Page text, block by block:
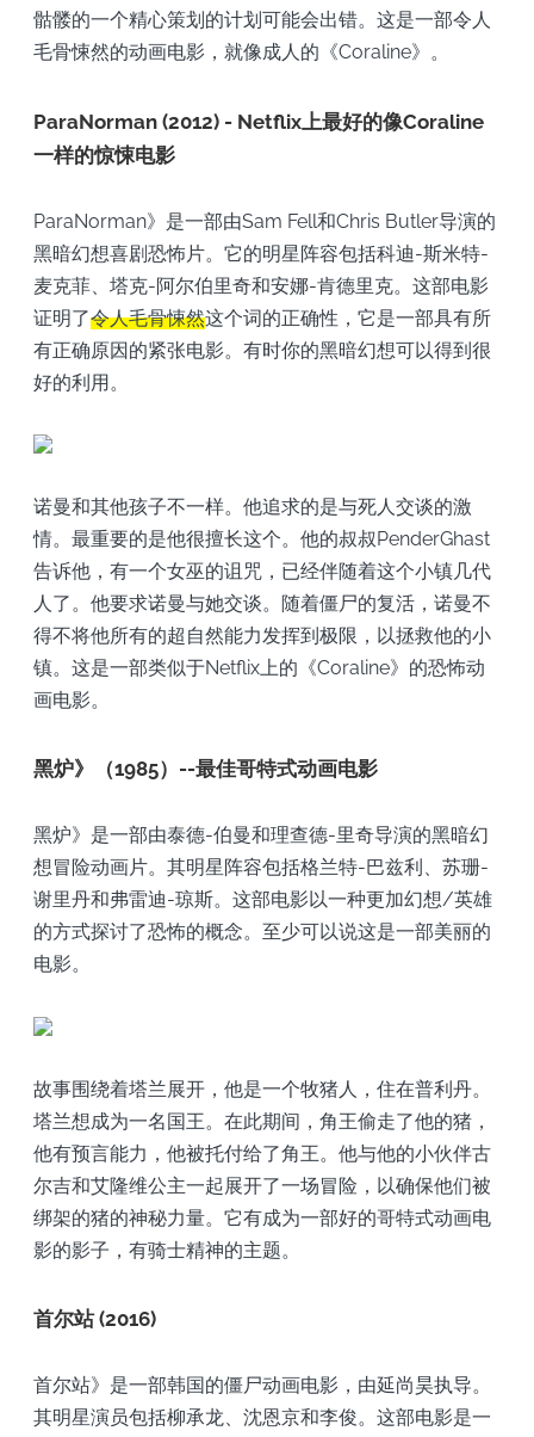
骷髅的一个精心策划的计划可能会出错。这是一部令人
毛骨悚然的动画电影，就像成人的《Coraline》。
ParaNorman (2012) - Netflix上最好的像Coraline
一样的惊悚电影
ParaNorman》是一部由Sam Fell和Chris Butler导演的
黑暗幻想喜剧恐怖片。它的明星阵容包括科迪-斯米特-
麦克菲、塔克-阿尔伯里奇和安娜-肯德里克。这部电影
证明了令人毛骨悚然这个词的正确性，它是一部具有所
有正确原因的紧张电影。有时你的黑暗幻想可以得到很
好的利用。
诺曼和其他孩子不一样。他追求的是与死人交谈的激
情。最重要的是他很擅长这个。他的叔叔PenderGhast
告诉他，有一个女巫的诅咒，已经伴随着这个小镇几代
人了。他要求诺曼与她交谈。随着僵尸的复活，诺曼不
得不将他所有的超自然能力发挥到极限，以拯救他的小
镇。这是一部类似于Netflix上的《Coraline》的恐怖动
画电影。
黑炉》（1985）--最佳哥特式动画电影
黑炉》是一部由泰德-伯曼和理查德-里奇导演的黑暗幻
想冒险动画片。其明星阵容包括格兰特-巴兹利、苏珊-
谢里丹和弗雷迪-琼斯。这部电影以一种更加幻想/英雄
的方式探讨了恐怖的概念。至少可以说这是一部美丽的
电影。
故事围绕着塔兰展开，他是一个牧猪人，住在普利丹。
塔兰想成为一名国王。在此期间，角王偷走了他的猪，
他有预言能力，他被托付给了角王。他与他的小伙伴古
尔吉和艾隆维公主一起展开了一场冒险，以确保他们被
绑架的猪的神秘力量。它有成为一部好的哥特式动画电
影的影子，有骑士精神的主题。
首尔站 (2016)
首尔站》是一部韩国的僵尸动画电影，由延尚昊执导。
其明星演员包括柳承龙、沈恩京和李俊。这部电影是一